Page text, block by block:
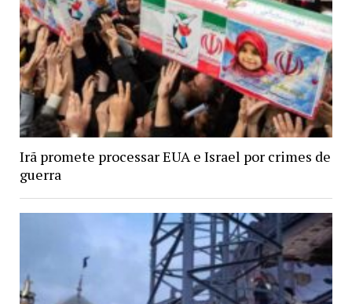
Irã promete processar EUA e Israel por crimes de
guerra